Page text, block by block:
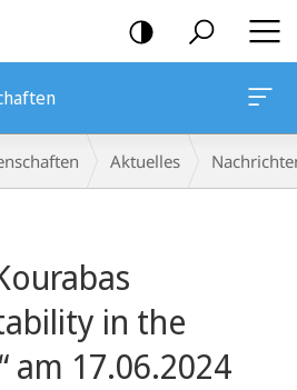
Aktuelles
in the
am 17.06.2024